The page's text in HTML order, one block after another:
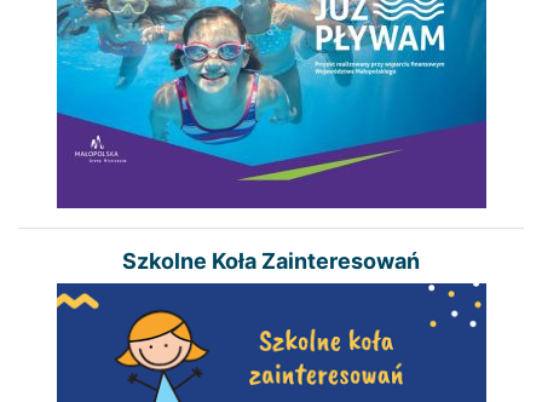
Szkolne Koła Zainteresowań